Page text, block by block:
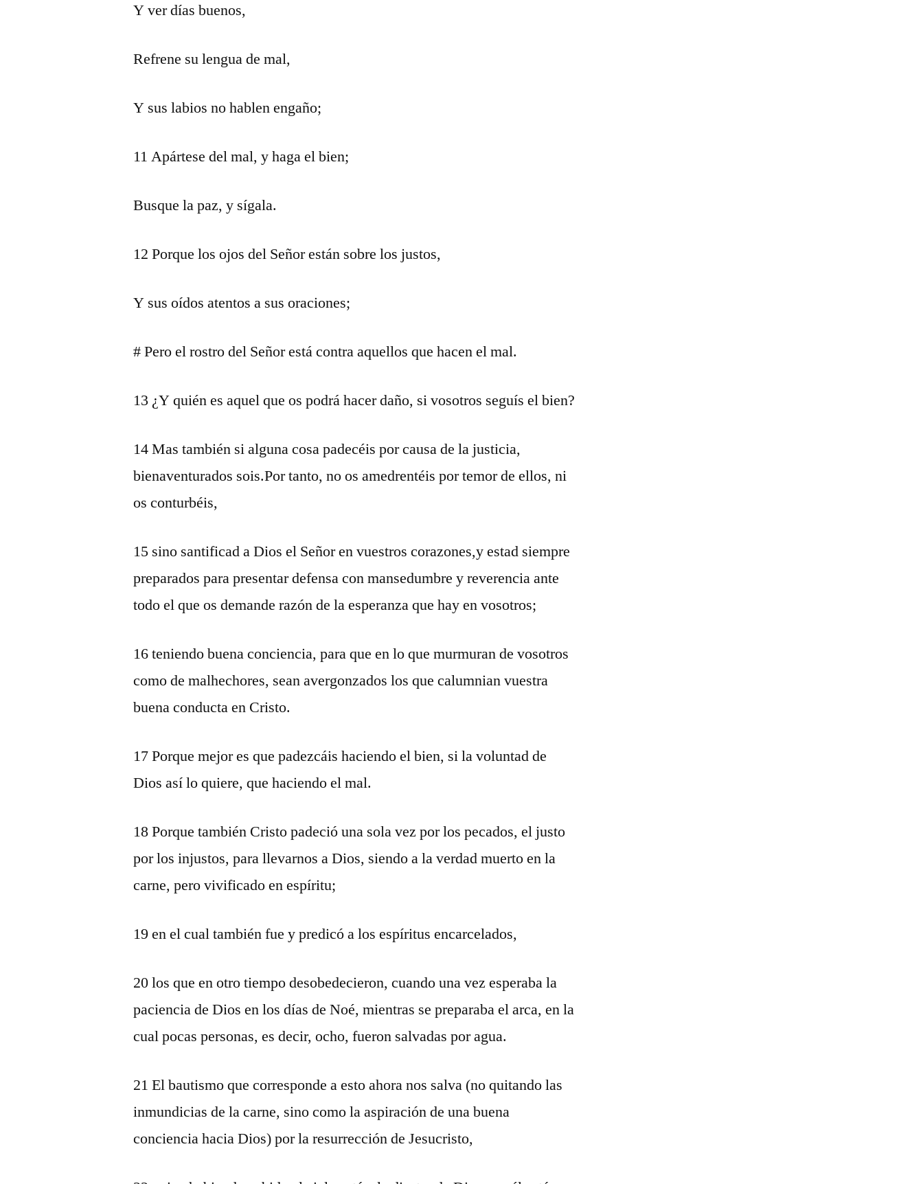
Y ver días buenos,
Refrene su lengua de mal,
Y sus labios no hablen engaño;
11 Apártese del mal, y haga el bien;
Busque la paz, y sígala.
12 Porque los ojos del Señor están sobre los justos,
Y sus oídos atentos a sus oraciones;
# Pero el rostro del Señor está contra aquellos que hacen el mal.
13 ¿Y quién es aquel que os podrá hacer daño, si vosotros seguís el bien?
14 Mas también si alguna cosa padecéis por causa de la justicia,
bienaventurados sois.Por tanto, no os amedrentéis por temor de ellos, ni
os conturbéis,
15 sino santificad a Dios el Señor en vuestros corazones,y estad siempre
preparados para presentar defensa con mansedumbre y reverencia ante
todo el que os demande razón de la esperanza que hay en vosotros;
16 teniendo buena conciencia, para que en lo que murmuran de vosotros
como de malhechores, sean avergonzados los que calumnian vuestra
buena conducta en Cristo.
17 Porque mejor es que padezcáis haciendo el bien, si la voluntad de
Dios así lo quiere, que haciendo el mal.
18 Porque también Cristo padeció una sola vez por los pecados, el justo
por los injustos, para llevarnos a Dios, siendo a la verdad muerto en la
carne, pero vivificado en espíritu;
19 en el cual también fue y predicó a los espíritus encarcelados,
20 los que en otro tiempo desobedecieron, cuando una vez esperaba la
paciencia de Dios en los días de Noé, mientras se preparaba el arca, en la
cual pocas personas, es decir, ocho, fueron salvadas por agua.
21 El bautismo que corresponde a esto ahora nos salva (no quitando las
inmundicias de la carne, sino como la aspiración de una buena
conciencia hacia Dios) por la resurrección de Jesucristo,